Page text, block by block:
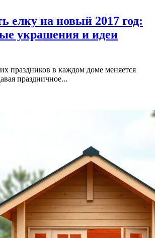
елку на новый 2017 год:
украшения и идеи
праздников в каждом доме меняется
праздничное...